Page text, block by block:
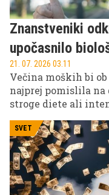
Znanstveniki
upočasnilo
21. 07. 2026 03.11
Večina moških bi
najprej pomislila na
stroge diete ali
odigralo nekaj
probiotični jogurt.
SVET